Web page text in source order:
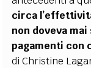
circa
non doveva
pagamenti con
di Christine